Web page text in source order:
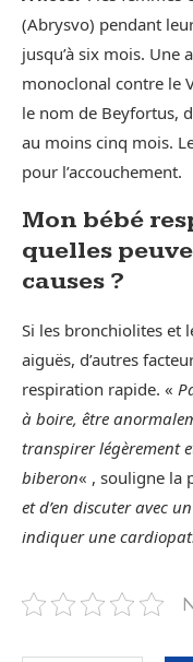
(Abrysvo) pendant
jusqu’à six mois.
monoclonal contre le
le nom de Beyfortus,
au moins cinq mois.
pour l’accouchement.
Mon bébé
quelles
causes ?
Si les bronchiolites et
aiguës, d’autres
respiration rapide. «
à boire, être
transpirer légèrement
biberon« , souligne la
et d’en discuter avec
indiquer une